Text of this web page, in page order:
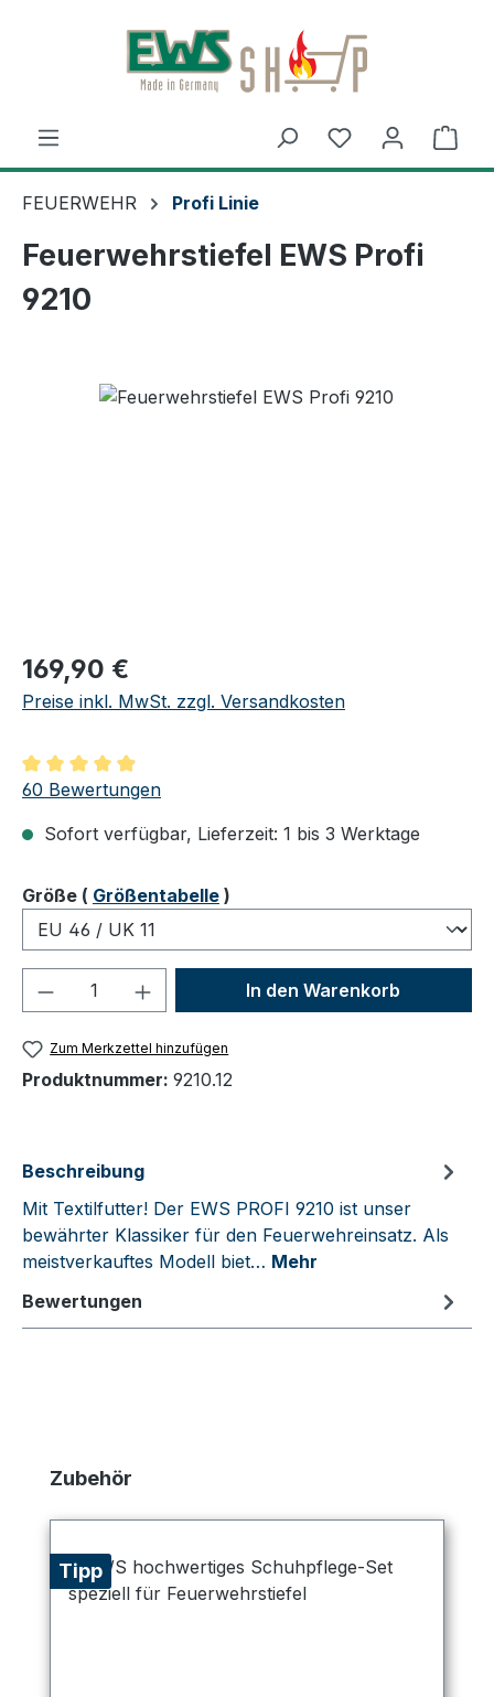
Zum Hauptinhalt springen
FEUERWEHR Profi Linie
Feuerwehrstiefel EWS Profi
9210
Regulärer Preis:
169,90 €
Preise inkl. MwSt. zzgl. Versandkosten
Durchschnittliche Bewertung von 4.98 von 5 Sternen
60 Bewertungen
Sofort verfügbar, Lieferzeit: 1 bis 3 Werktage
Größeauswählen
( Größentabelle )
Produkt Anzahl: Gib denIn den Warenkorb
Zum Merkzettel hinzufügen
Produktnummer: 9210.12
Beschreibung
Mit Textilfutter! Der EWS PROFI 9210 ist unser
bewährter Klassiker für den Feuerwehreinsatz. Als
meistverkauftes Modell biet… Mehr
Bewertungen
Produktgalerie überspringen
Zubehör
Tipp